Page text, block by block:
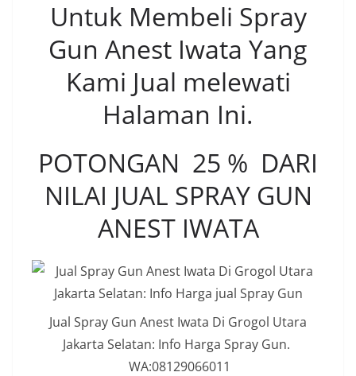
Untuk Membeli Spray
Gun Anest Iwata Yang
Kami Jual melewati
Halaman Ini.
POTONGAN 25 % DARI
NILAI JUAL SPRAY GUN
ANEST IWATA
Jual Spray Gun Anest Iwata Di Grogol Utara
Jakarta Selatan: Info Harga Spray Gun.
WA:08129066011